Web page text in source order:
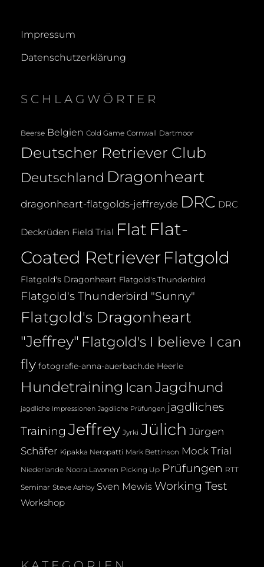
Impressum
Datenschutzerklärung
SCHLAGWÖRTER
Beerse Belgien Cold Game Cornwall Dartmoor
Deutscher Retriever Club
Deutschland Dragonheart
dragonheart-flatgolds-jeffrey.de DRC DRC
Deckrüden Field Trial Flat Flat-
Coated Retriever Flatgold
Flatgold's Dragonheart Flatgold's Thunderbird
Flatgold's Thunderbird "Sunny"
Flatgold's Dragonheart
"Jeffrey" Flatgold's I believe I can
fly fotografie-anna-auerbach.de Heerle
Hundetraining Ican Jagdhund
jagdliche Impressionen Jagdliche Prüfungen jagdliches
Training Jeffrey Jyrki Jülich Jürgen
Schäfer Kipakka Neropatti Mark Bettinson Mock Trial
Niederlande Noora Lavonen Picking Up Prüfungen RTT
Seminar Steve Ashby Sven Mewis Working Test
Workshop